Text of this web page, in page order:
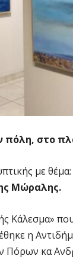
πόλη, στο
με
Μώραλης.
Κάλεσμα»
η
Πόρων κα